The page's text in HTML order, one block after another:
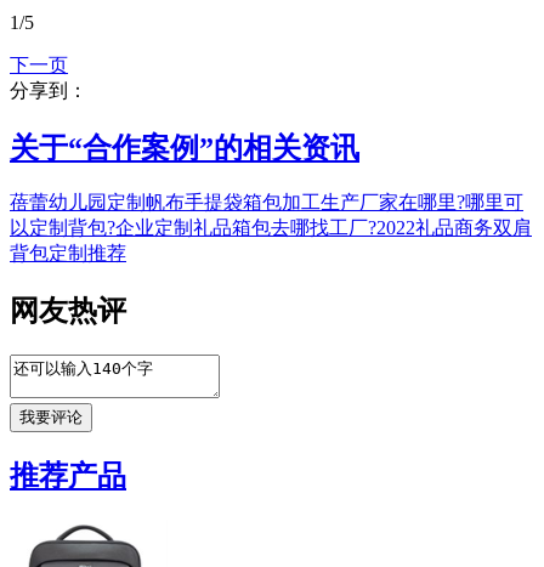
1/5
下一页
分享到：
关于“合作案例”的相关资讯
蓓蕾幼儿园定制帆布手提袋箱包加工生产厂家在哪里?哪里可
以定制背包?企业定制礼品箱包去哪找工厂?2022礼品商务双肩
背包定制推荐
网友热评
推荐产品